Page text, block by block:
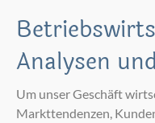
Analysen
Um unser Geschäft
Markttendenzen,